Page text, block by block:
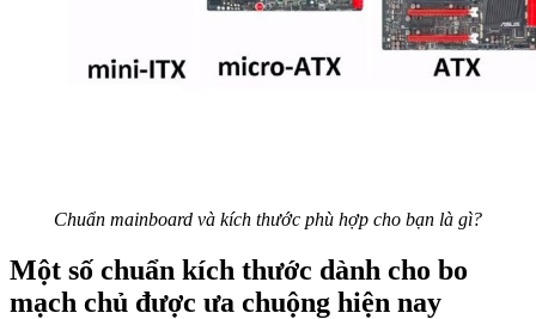
Chuẩn mainboard và kích thước phù hợp cho bạn là gì?
Một số chuẩn kích thước dành cho bo
mạch chủ được ưa chuộng hiện nay